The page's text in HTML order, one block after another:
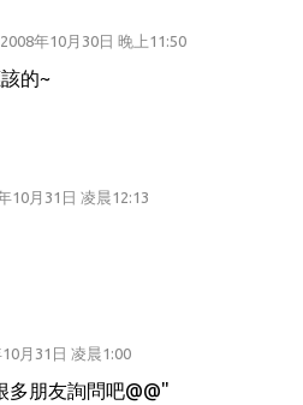
2008年10月30日 晚上11:50
的~
10月31日 凌晨12:13
月31日 凌晨1:00
多朋友詢問吧@@"